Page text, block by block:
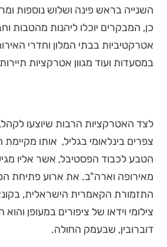
השנייה בראש פינה ושלוש נוספות
כן, המבקרים יוכלו ליהנות מהטבות
אטרקטיביות בבתי המלון וחדרי
במסעדות ועוד מגוון אטרקציות
לצד האטרקציות הרבות שיוצעו
צפרים בינלאומי בגליל, אותו
הטבע לכבוד הפסטיבל, אשר אליו
מאירופה וארה"ב. את ארוע פתיחת
התזמורת הקאמרית הישראלית,
צילומי וידאו של ציפורים במעופן
דוברובין, שבעמק החולה.